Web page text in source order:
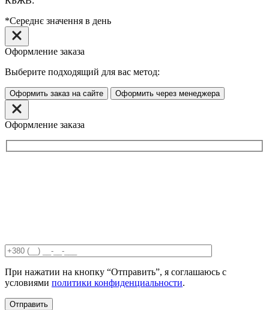
*Середнє значення в день
Оформление заказа
Выберите подходящий для вас метод:
Оформить заказ на сайте Оформить через менеджера
Оформление заказа
При нажатии на кнопку “Отправить”, я соглашаюсь с
условиями политики конфиденциальности.
Отправить